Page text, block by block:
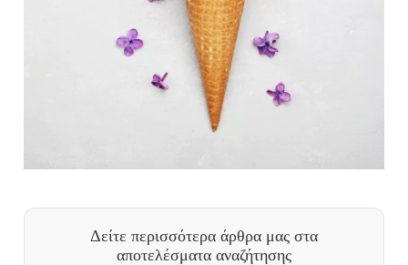
Δείτε περισσότερα άρθρα μας στα
αποτελέσματα αναζήτησης